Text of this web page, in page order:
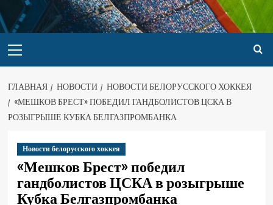
ГЛАВНАЯ НОВОСТИ
НОВОСТИ БЕЛОРУССКОГО ХОККЕЯ
«МЕШКОВ БРЕСТ» ПОБЕДИЛ ГАНДБОЛИСТОВ ЦСКА В
РОЗЫГРЫШЕ КУБКА БЕЛГАЗПРОМБАНКА
Новости белорусского хоккея
«Мешков Брест» победил
гандболистов ЦСКА в розыгрыше
Кубка Белгазпромбанка